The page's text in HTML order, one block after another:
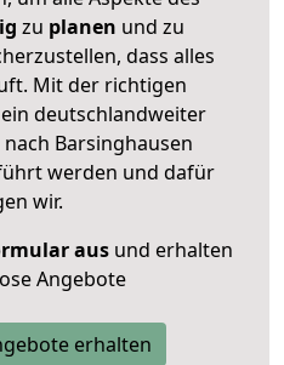
zu planen und zu
dass alles
Mit der richtigen
deutschlandweiter
Barsinghausen
werden und dafür
wir.
ausund erhalten
Angebote
erhalten